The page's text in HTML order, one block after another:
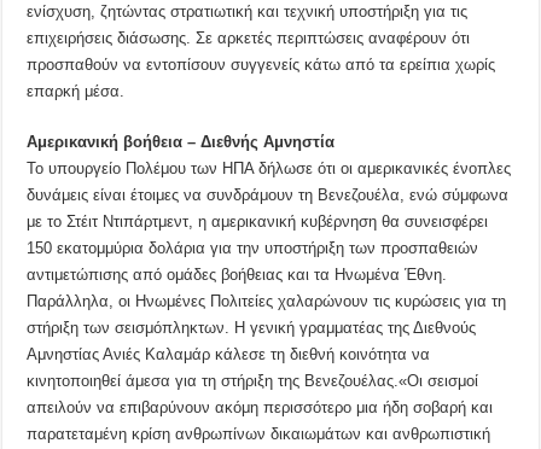
ενίσχυση, ζητώντας στρατιωτική και τεχνική υποστήριξη για τις
επιχειρήσεις διάσωσης. Σε αρκετές περιπτώσεις αναφέρουν ότι
προσπαθούν να εντοπίσουν συγγενείς κάτω από τα ερείπια χωρίς
επαρκή μέσα.
Αμερικανική βοήθεια – Διεθνής Αμνηστία
Το υπουργείο Πολέμου των ΗΠΑ δήλωσε ότι οι αμερικανικές ένοπλες
δυνάμεις είναι έτοιμες να συνδράμουν τη Βενεζουέλα, ενώ σύμφωνα
με το Στέιτ Ντιπάρτμεντ, η αμερικανική κυβέρνηση θα συνεισφέρει
150 εκατομμύρια δολάρια για την υποστήριξη των προσπαθειών
αντιμετώπισης από ομάδες βοήθειας και τα Ηνωμένα Έθνη.
Παράλληλα, οι Ηνωμένες Πολιτείες χαλαρώνουν τις κυρώσεις για τη
στήριξη των σεισμόπληκτων. Η γενική γραμματέας της Διεθνούς
Αμνηστίας Ανιές Καλαμάρ κάλεσε τη διεθνή κοινότητα να
κινητοποιηθεί άμεσα για τη στήριξη της Βενεζουέλας.«Οι σεισμοί
απειλούν να επιβαρύνουν ακόμη περισσότερο μια ήδη σοβαρή και
παρατεταμένη κρίση ανθρωπίνων δικαιωμάτων και ανθρωπιστική